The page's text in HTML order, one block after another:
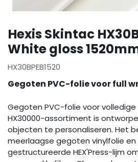
Hexis Skintac
White gloss
HX30BPEB1520
Gegoten PVC-folie voor full
Gegoten PVC-folie voor volledige
HX30000-assortiment is
objecten te personaliseren. Het
meerlaagse gegoten vinylfolie
gestructureerde HEX'Press-lijm